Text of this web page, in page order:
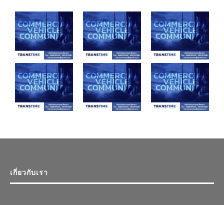
เกี่ยวกับเรา